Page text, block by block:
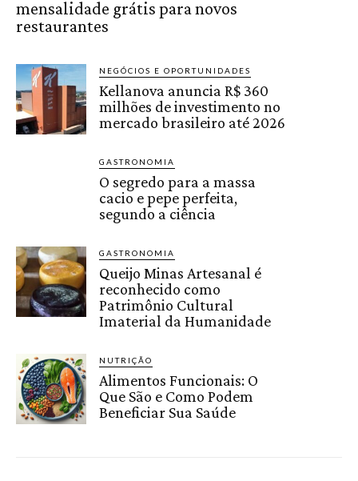
mensalidade grátis para novos
restaurantes
NEGÓCIOS E OPORTUNIDADES
Kellanova anuncia R$ 360
milhões de investimento no
mercado brasileiro até 2026
GASTRONOMIA
O segredo para a massa
cacio e pepe perfeita,
segundo a ciência
GASTRONOMIA
Queijo Minas Artesanal é
reconhecido como
Patrimônio Cultural
Imaterial da Humanidade
NUTRIÇÃO
Alimentos Funcionais: O
Que São e Como Podem
Beneficiar Sua Saúde